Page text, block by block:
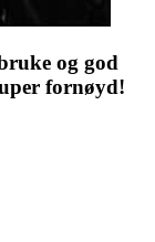
og god
fornøyd!